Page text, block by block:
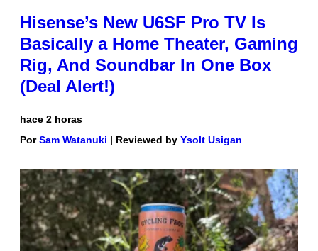
Hisense’s New U6SF Pro TV Is
Basically a Home Theater, Gaming
Rig, And Soundbar In One Box
(Deal Alert!)
hace 2 horas
PorSam Watanuki | Reviewed by Ysolt Usigan